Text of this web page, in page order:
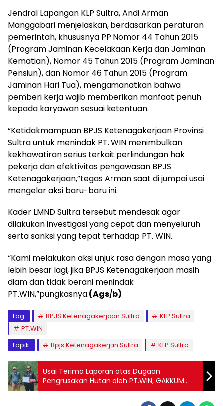
Jendral Lapangan KLP Sultra, Andi Arman
Manggabari menjelaskan, berdasarkan peraturan
pemerintah, khususnya PP Nomor 44 Tahun 2015
(Program Jaminan Kecelakaan Kerja dan Jaminan
Kematian), Nomor 45 Tahun 2015 (Program Jaminan
Pensiun), dan Nomor 46 Tahun 2015 (Program
Jaminan Hari Tua), mengamanatkan bahwa
pemberi kerja wajib memberikan manfaat penuh
kepada karyawan sesuai ketentuan.
“Ketidakmampuan BPJS Ketenagakerjaan Provinsi
Sultra untuk menindak PT. WIN menimbulkan
kekhawatiran serius terkait perlindungan hak
pekerja dan efektivitas pengawasan BPJS
Ketenagakerjaan,”tegas Arman saat di jumpai usai
mengelar aksi baru-baru ini.
Kader LMND Sultra tersebut mendesak agar
dilakukan investigasi yang cepat dan menyeluruh
serta sanksi yang tepat terhadap PT. WIN.
“Kami melakukan aksi unjuk rasa dengan masa yang
lebih besar lagi, jika BPJS Ketenagakerjaan masih
diam dan tidak berani menindak
PT.WIN,”pungkasnya.(Ags/b)
Tag: BPJS Ketenagakerjaan Sultra
KLP Sultra
PT.WIN
Topik:
Bpjs Ketenagakerjan Sultra KLP Sultra
Usai Terima Laporan atas Dugaan
Pengrusakan Hutan oleh PT.WIN, GAKKUM
Kehutanan Wilayah Sultra Lakukan Cek